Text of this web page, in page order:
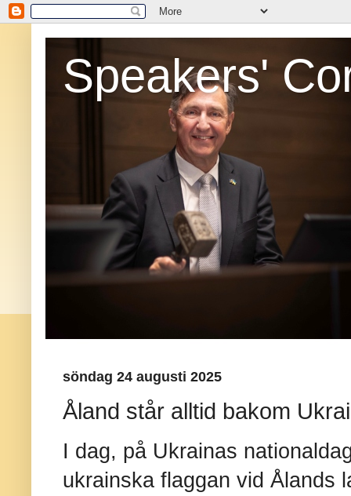
Speakers'
söndag 24 augusti 2025
Åland står alltid bakom
I dag, på Ukrainas
ukrainska flaggan vid Ålands